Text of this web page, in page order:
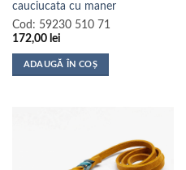
cauciucata cu maner
Cod: 59230 510 71
172,00 lei
ADAUGĂ ÎN COȘ